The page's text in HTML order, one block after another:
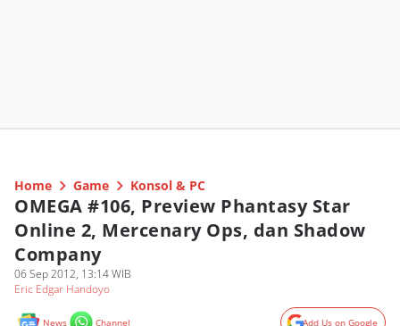
Home Game Konsol & PC
OMEGA #106, Preview Phantasy Star
Online 2, Mercenary Ops, dan Shadow
Company
06 Sep 2012, 13:14 WIB
Eric Edgar Handoyo
News Channel Add Us on Google